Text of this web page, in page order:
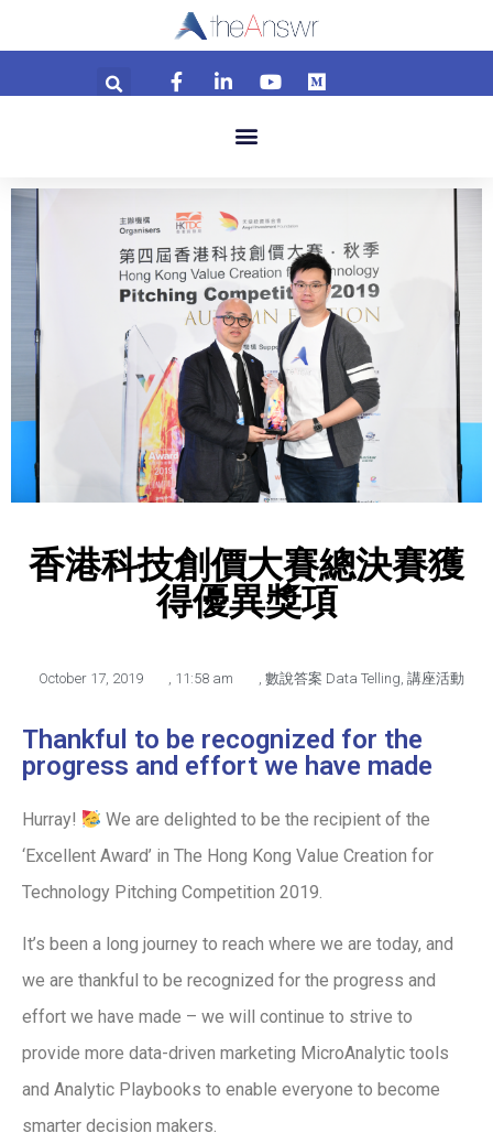
香港科技創價大賽總決賽獲
得優異獎項
October 17, 2019 , 11:58 am , 數說答案 Data Telling, 講座活動
Thankful to be recognized for the
progress and effort we have made
Hurray!
We are delighted to be the recipient of the
‘Excellent Award’ in The Hong Kong Value Creation for
Technology Pitching Competition 2019.
It’s been a long journey to reach where we are today, and
we are thankful to be recognized for the progress and
effort we have made – we will continue to strive to
provide more data-driven marketing MicroAnalytic tools
and Analytic Playbooks to enable everyone to become
smarter decision makers.